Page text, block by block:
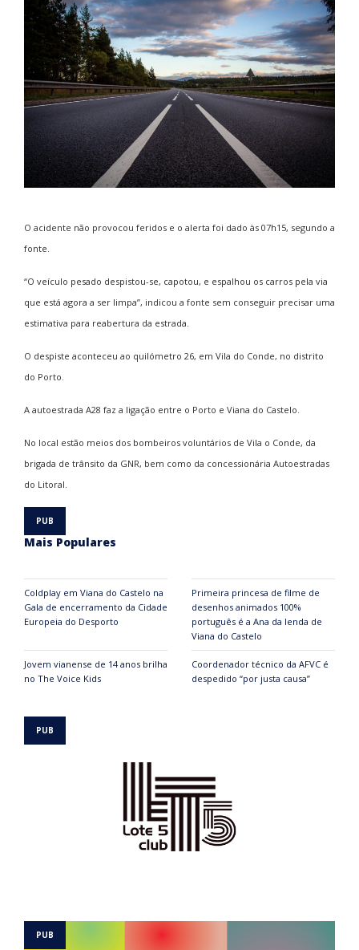
O acidente não provocou feridos e o alerta foi dado às 07h15, segundo a
fonte.
“O veículo pesado despistou-se, capotou, e espalhou os carros pela via
que está agora a ser limpa”, indicou a fonte sem conseguir precisar uma
estimativa para reabertura da estrada.
O despiste aconteceu ao quilómetro 26, em Vila do Conde, no distrito
do Porto.
A autoestrada A28 faz a ligação entre o Porto e Viana do Castelo.
No local estão meios dos bombeiros voluntários de Vila o Conde, da
brigada de trânsito da GNR, bem como da concessionária Autoestradas
do Litoral.
Mais Populares
Coldplay em Viana do Castelo na
Gala de encerramento da Cidade
Europeia do Desporto
Primeira princesa de filme de
desenhos animados 100%
português é a Ana da lenda de
Viana do Castelo
Jovem vianense de 14 anos brilha
no The Voice Kids
Coordenador técnico da AFVC é
despedido “por justa causa”